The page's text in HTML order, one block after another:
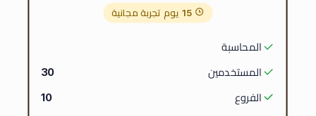
المحاسبة
المستخدمين 30
الفروع 10